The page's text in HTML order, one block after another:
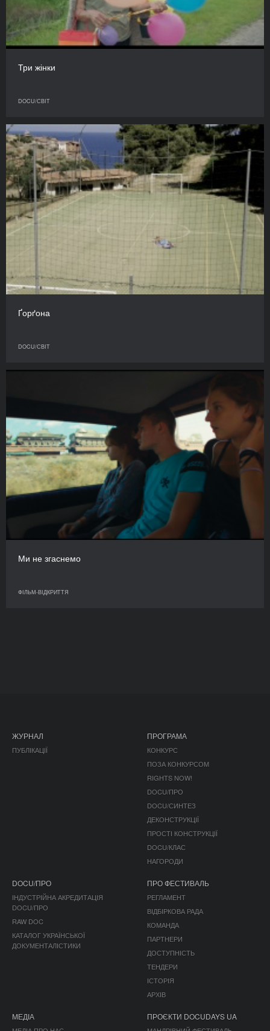
Три жінки
DOCU/СВІТ
Ґорґона
DOCU/СВІТ
Ми не згаснемо
ФІЛЬМ-ВІДКРИТТЯ
ЖУРНАЛ
ПУБЛІКАЦІЇ
ПРОГРАМА
КОНКУРС
ПОЗА КОНКУРСОМ
RIGHTS NOW!
DOCU/ПРО
DOCU/СИНТЕЗ
ДЕКОНСТРУКЦІЇ
ПРОСТІ КОНСТРУКЦІЇ
DOCU/КЛАС
НАГОРОДИ
DOCU/ПРО
ІНДУСТРІЙНА АКРЕДИТАЦІЯ
DOCU/ПРО
RAW DOC
КАТАЛОГ УКРАЇНСЬКОЇ
ДОКУМЕНТАЛІСТИКИ
ПРО ФЕСТИВАЛЬ
РЕГЛАМЕНТ
ВІДБІРКОВА РАДА
КОМАНДА
ПАРТНЕРИ
ДОСТУПНІСТЬ
ТЕНДЕРИ
ІСТОРІЯ
АРХІВ
МЕДІА ПРОЄКТИ DOCUDAYS UA